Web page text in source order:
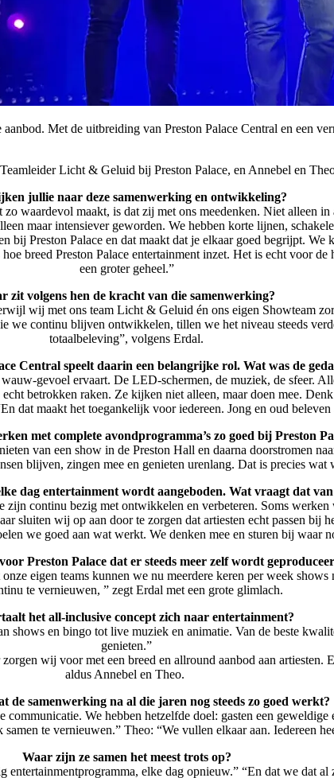
Met de uitbreiding van Preston Palace Central en een
Licht & Geluid bij Preston Palace, en Annebel en
jullie naar deze samenwerking en ontwikkeling?
waardevol maakt, is dat zij met ons meedenken. Niet alleen
maar intensiever geworden. We hebben korte lijnen,
Preston Palace en dat maakt dat je elkaar goed begrijpt. We
breed Preston Palace entertainment inzet. Het is echt voor
een groter geheel.”
zit volgens hen de kracht van die samenwerking?
wij met ons team Licht & Geluid én ons eigen Showteam
we continu blijven ontwikkelen, tillen we het niveau steeds
totaalbeleving”, volgens Erdal.
Central speelt daarin een belangrijke rol. Wat was de
gevoel ervaart. De LED-schermen, de muziek, de sfeer.
betrokken raken. Ze kijken niet alleen, maar doen mee.
dat maakt het toegankelijk voor iedereen. Jong en oud beleven
met complete avondprogramma’s zo goed bij Preston
van een show in de Preston Hall en daarna doorstromen
blijven, zingen mee en genieten urenlang. Dat is precies wat
dag entertainment wordt aangeboden. Wat vraagt dat
continu bezig met ontwikkelen en verbeteren. Soms werken
sluiten wij op aan door te zorgen dat artiesten echt passen bij
we goed aan wat werkt. We denken mee en sturen bij waar
Preston Palace dat er steeds meer zelf wordt
eigen teams kunnen we nu meerdere keren per week
te vernieuwen, ” zegt Erdal met een grote glimlach.
het all-inclusive concept zich naar entertainment?
shows en bingo tot live muziek en animatie. Van de beste
genieten.”
wij voor met een breed en allround aanbod aan
aldus Annebel en Theo.
de samenwerking na al die jaren nog steeds zo goed werkt?
We hebben hetzelfde doel: gasten een geweldige
te vernieuwen.” Theo: “We vullen elkaar aan. Iedereen
Waar zijn ze samen het meest trots op?
elke dag opnieuw.” “En dat we dat